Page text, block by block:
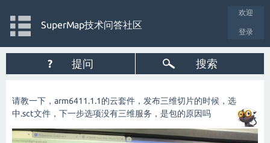
欢迎
登录
SuperMap技术问答社区
? 提问 搜索
请教一下，arm6411.1.1的云套件，发布三维切片的时候，选
中.sct文件，下一步选项没有三维服务，是包的原因吗